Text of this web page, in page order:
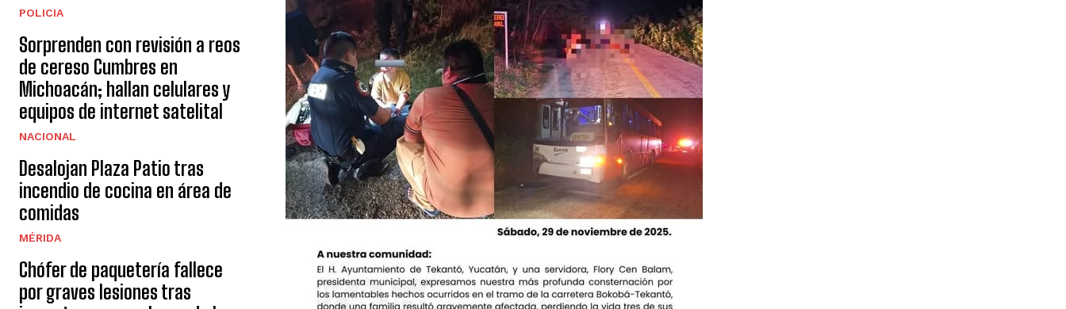
POLICIA
Sorprenden con revisión a reos
de cereso Cumbres en
Michoacán; hallan celulares y
equipos de internet satelital
NACIONAL
Desalojan Plaza Patio tras
incendio de cocina en área de
comidas
MÉRIDA
Chófer de paquetería fallece
por graves lesiones tras